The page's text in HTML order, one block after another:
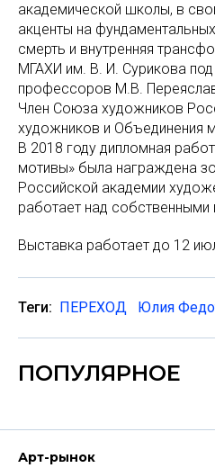
академической школы, в
акценты на
смерть и внутренняя
МГАХИ им. В. И. Сурикова
профессоров М.В.
Член Союза художников
художников и Объединения
В 2018 году дипломная
мотивы» была награждена
Российской академии
работает над собственными
Выставка работает до 12
Теги: ПЕРЕХОД Юлия
ПОПУЛЯРНОЕ
Арт-рынок